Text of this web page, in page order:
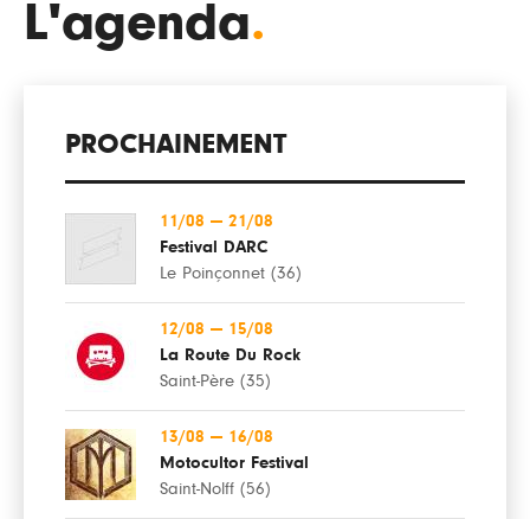
L'agenda.
PROCHAINEMENT
11/08 — 21/08
Festival DARC
Le Poinçonnet (36)
12/08 — 15/08
La Route Du Rock
Saint-Père (35)
13/08 — 16/08
Motocultor Festival
Saint-Nolff (56)